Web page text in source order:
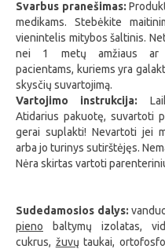
Svarbus pranešimas:
medikams. Stebėkite
vienintelis mitybos šaltinis.
nei 1 metų amžiaus ar
pacientams, kuriems yra
skysčių suvartojimą.
Vartojimo instrukcija:
Atidarius pakuotę, suvartoti
gerai suplakti! Nevartoti jei
arba jo turinys sutirštėjęs.
Nėra skirtas vartoti
Sudedamosios dalys:
pieno baltymų izolatas,
cukrus, žuvų taukai,